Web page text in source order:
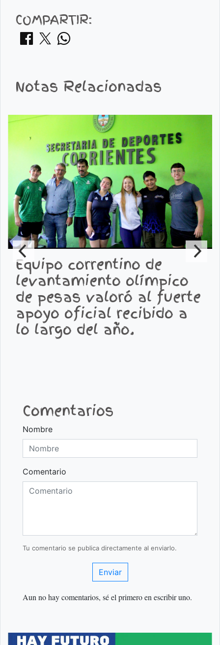
COMPARTIR:
Notas Relacionadas
Equipo correntino de
levantamiento olímpico
de pesas valoró al fuerte
apoyo oficial recibido a
lo largo del año.
Comentarios
Nombre
Comentario
Tu comentario se publica directamente al enviarlo.
Enviar
Aun no hay comentarios, sé el primero en escribir uno.